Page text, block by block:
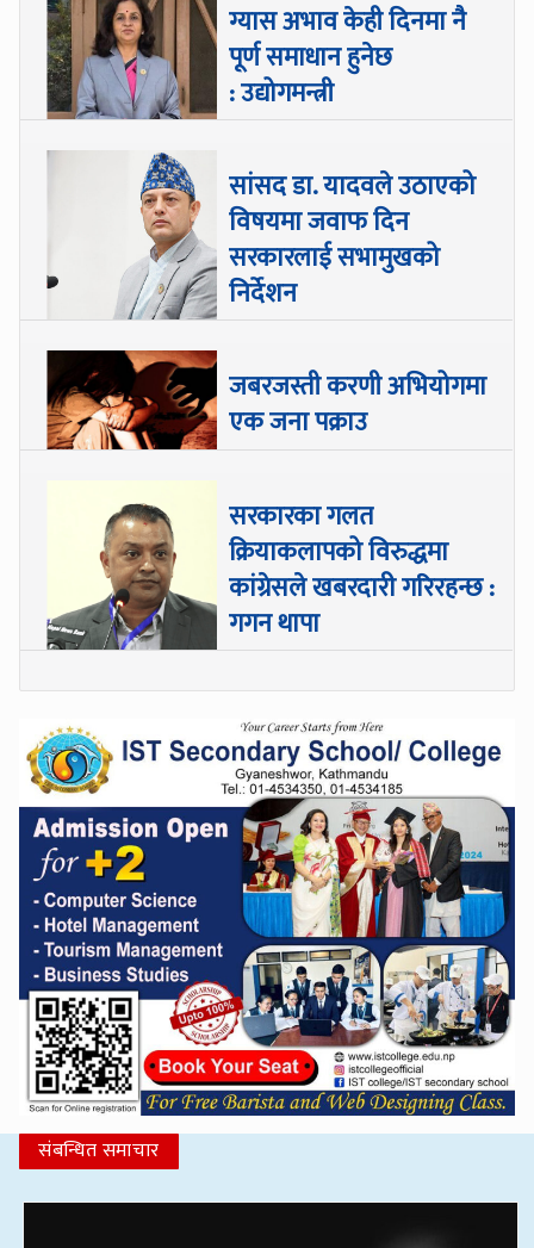
ग्यास अभाव केही दिनमा नै
पूर्ण समाधान हुनेछ
: उद्योगमन्त्री
सांसद डा‍‍. यादवले उठाएको
विषयमा जवाफ दिन
सरकारलाई सभामुखको
निर्देशन
जबरजस्ती करणी अभियोगमा
एक जना पक्राउ
सरकारका गलत
क्रियाकलापको विरुद्धमा
कांग्रेसले खबरदारी गरिरहन्छ :
गगन थापा
संबन्धित समाचार